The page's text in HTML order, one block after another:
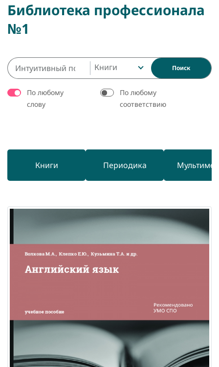
Библиотека профессионала
№1
Книги Поиск
По любому
слову
По любому
соответствию
Книги Периодика